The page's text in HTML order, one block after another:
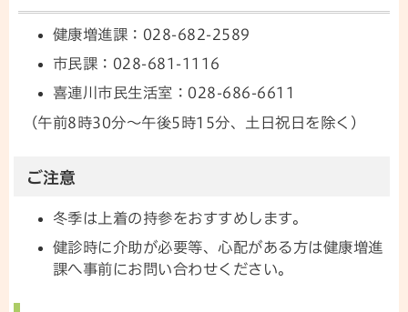
健康増進課：028-682-2589
市民課：028-681-1116
喜連川市民生活室：028-686-6611
（午前8時30分～午後5時15分、土日祝日を除く）
ご注意
冬季は上着の持参をおすすめします。
健診時に介助が必要等、心配がある方は健康増進
課へ事前にお問い合わせください。